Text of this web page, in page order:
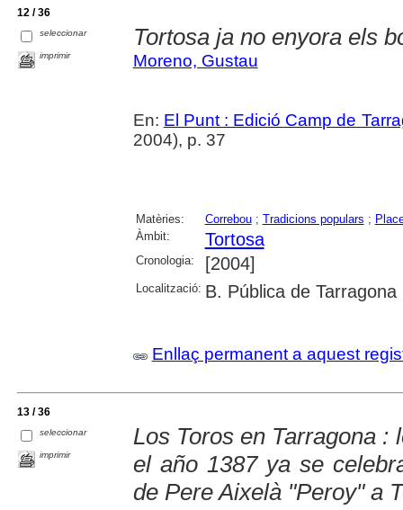
12 / 36
seleccionar
imprimir
Tortosa ja no enyora els
Moreno, Gustau
En: El Punt : Edició Camp de
2004), p. 37
Matèries: Correbou; Tradicions populars ;
Àmbit:
Tortosa
Cronologia: [2004]
Localització: B. Pública de Tarragona
Enllaç permanent a aquest
13 / 36
seleccionar
imprimir
Los Toros en Tarragona :
el año 1387 ya se
de Pere Aixelà "Peroy" a